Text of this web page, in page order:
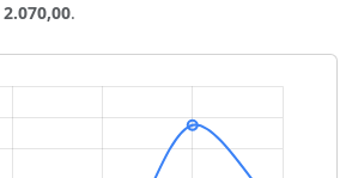
2.070,00.